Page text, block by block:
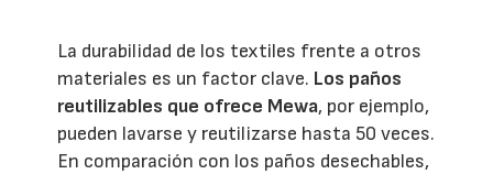
La durabilidad de los textiles frente a otros
materiales es un factor clave. Los paños
reutilizables que ofrece Mewa, por ejemplo,
pueden lavarse y reutilizarse hasta 50 veces.
En comparación con los paños desechables,